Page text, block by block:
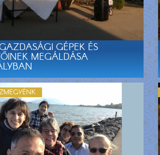
GÉPEK ÉS
MEGÁLDÁSA